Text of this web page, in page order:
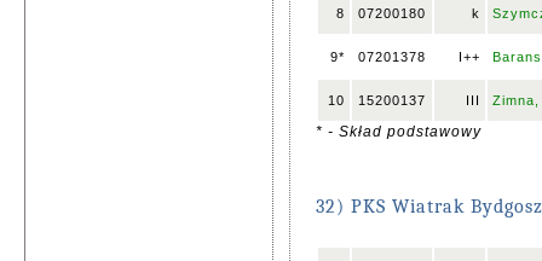
8 07200180 k
9* 07201378 I++
10 15200137 III
* - Skład podstawowy
32) PKS Wiatrak